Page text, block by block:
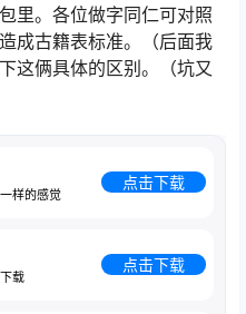
里。各位做字同仁可对照
成古籍表标准。（后面我
这俩具体的区别。（坑又
样的感觉
点击下载
载
点击下载